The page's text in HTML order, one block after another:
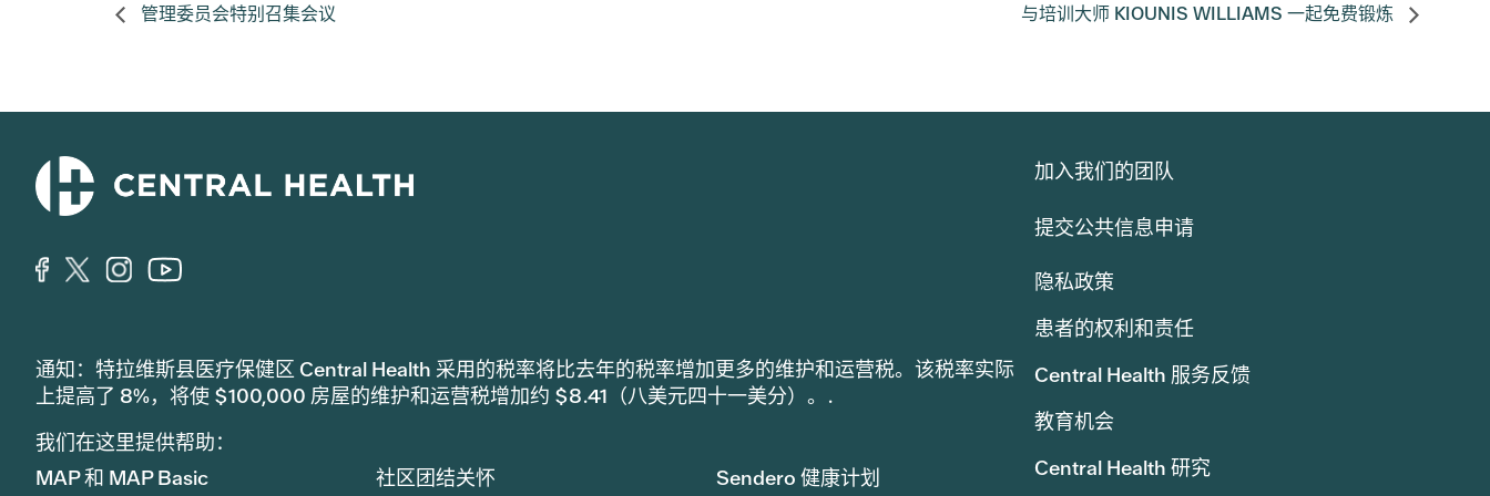
管理委员会特别召集会议 与培训大师 KIOUNIS WILLIAMS 一起免费锻炼
通知：特拉维斯县医疗保健区 Central Health 采用的税率将比去年的税率增加更多的维护和运营税。该税率实际
上提高了 8%，将使 $100,000 房屋的维护和运营税增加约 $8.41（八美元四十一美分）。.
我们在这里提供帮助：
MAP 和 MAP Basic
社区团结关怀
Sendero 健康计划
加入我们的团队
提交公共信息申请
隐私政策
患者的权利和责任
Central Health 服务反馈
教育机会
Central Health 研究